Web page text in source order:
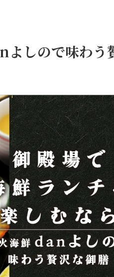
よしので味わう